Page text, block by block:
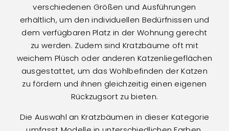
verschiedenen Größen und Ausführungen
erhältlich, um den individuellen Bedürfnissen und
dem verfügbaren Platz in der Wohnung gerecht
zu werden. Zudem sind Kratzbäume oft mit
weichem Plüsch oder anderen Katzenliegeflächen
ausgestattet, um das Wohlbefinden der Katzen
zu fördern und ihnen gleichzeitig einen eigenen
Rückzugsort zu bieten.
Die Auswahl an Kratzbäumen in dieser Kategorie